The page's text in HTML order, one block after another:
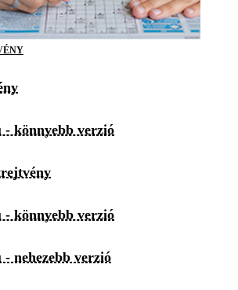
- könnyebb verzió
- könnyebb verzió
nehezebb verzió